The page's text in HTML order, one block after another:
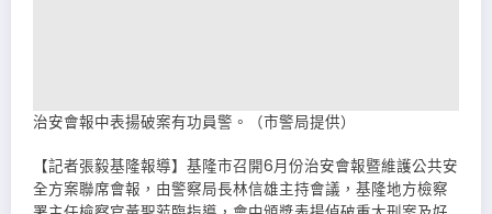
治安會報中表揚破案有功員警。（市警局提供）
【記者張毅基隆報導】基隆市召開6月份治安會報暨維護公共安
全方案聯席會報，由警察局長林信雄主持會議，基隆地方檢察